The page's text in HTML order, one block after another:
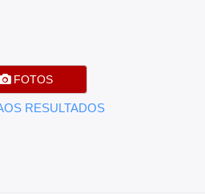
FOTOS
RESULTADOS